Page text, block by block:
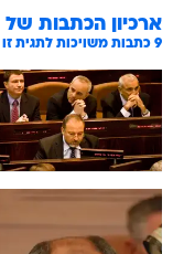
ארכיון הכתבות של
9 כתבות משויכות לתגית זו